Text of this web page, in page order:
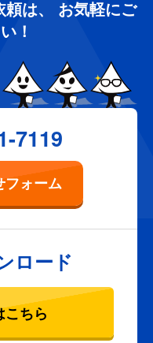
は、
お気軽にご
！
7119
フォーム
ロード
こちら